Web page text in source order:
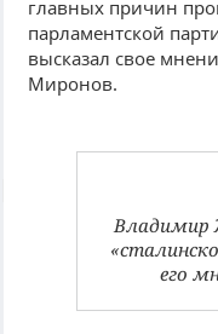
главных причин
парламентской
высказал свое
Миронов.
Владимир
его